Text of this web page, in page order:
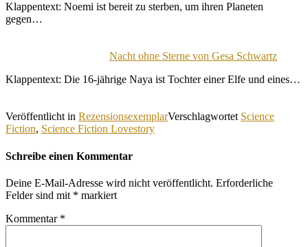
Klappentext: Noemi ist bereit zu sterben, um ihren Planeten
gegen…
Nacht ohne Sterne von Gesa Schwartz
Klappentext: Die 16-jährige Naya ist Tochter einer Elfe und eines…
Veröffentlicht in RezensionsexemplarVerschlagwortet Science
Fiction, Science Fiction Lovestory
Schreibe einen Kommentar
Deine E-Mail-Adresse wird nicht veröffentlicht. Erforderliche
Felder sind mit * markiert
Kommentar *